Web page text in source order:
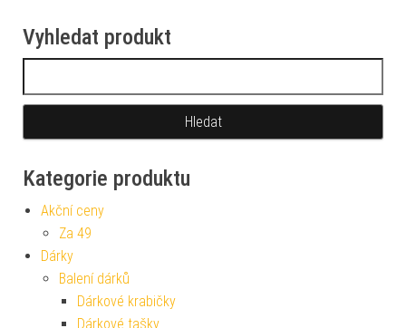
Vyhledat produkt
Kategorie produktu
Akční ceny
Za 49
Dárky
Balení dárků
Dárkové krabičky
Dárkové tašky